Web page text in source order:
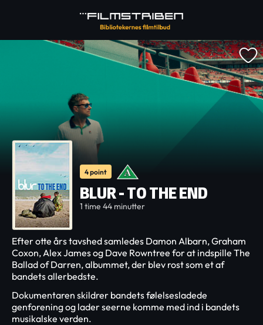
4 point
BLUR - TO THE END
1 time 44 minutter
Efter otte års tavshed samledes Damon Albarn, Graham
Coxon, Alex James og Dave Rowntree for at indspille The
Ballad of Darren, albummet, der blev rost som et af
bandets allerbedste.
Dokumentaren skildrer bandets følelsesladede
genforening og lader seerne komme med ind i bandets
musikalske verden.